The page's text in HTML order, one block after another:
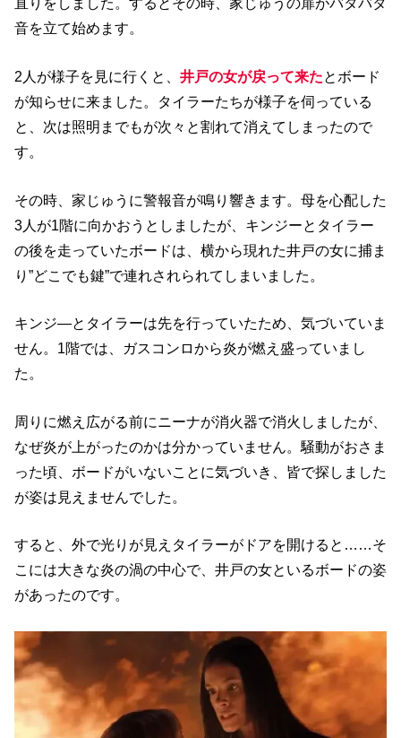
直りをしました。するとその時、家じゅうの扉がバタバタ
音を立て始めます。
2人が様子を見に行くと、 井戸の女が戻って来たとボード
が知らせに来ました。タイラーたちが様子を伺っている
と、次は照明までもが次々と割れて消えてしまったので
す。
その時、家じゅうに警報音が鳴り響きます。母を心配した
3人が1階に向かおうとしましたが、キンジーとタイラー
の後を走っていたボードは、横から現れた井戸の女に捕ま
り”どこでも鍵”で連れされられてしまいました。
キンジ―とタイラーは先を行っていたため、気づいていま
せん。1階では、ガスコンロから炎が燃え盛っていまし
た。
周りに燃え広がる前にニーナが消火器で消火しましたが、
なぜ炎が上がったのかは分かっていません。騒動がおさま
った頃、ボードがいないことに気づいき、皆で探しました
が姿は見えませんでした。
すると、外で光りが見えタイラーがドアを開けると……そ
こには大きな炎の渦の中心で、井戸の女といるボードの姿
があったのです。